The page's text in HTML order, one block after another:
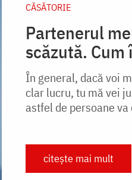
CĂSĂTORIE
Partenerul
scăzută.
În general, dacă voi
clar lucru, tu mă vei
astfel de persoane
citește mai mult